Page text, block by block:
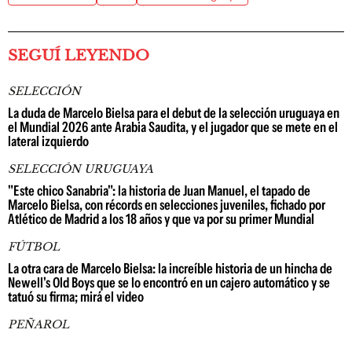
SEGUÍ LEYENDO
SELECCIÓN
La duda de Marcelo Bielsa para el debut de la selección uruguaya en
el Mundial 2026 ante Arabia Saudita, y el jugador que se mete en el
lateral izquierdo
SELECCIÓN URUGUAYA
"Este chico Sanabria": la historia de Juan Manuel, el tapado de
Marcelo Bielsa, con récords en selecciones juveniles, fichado por
Atlético de Madrid a los 18 años y que va por su primer Mundial
FÚTBOL
La otra cara de Marcelo Bielsa: la increíble historia de un hincha de
Newell's Old Boys que se lo encontró en un cajero automático y se
tatuó su firma; mirá el video
PEÑAROL